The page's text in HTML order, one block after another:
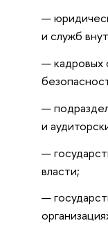
и служб
кадровых
и
власти;